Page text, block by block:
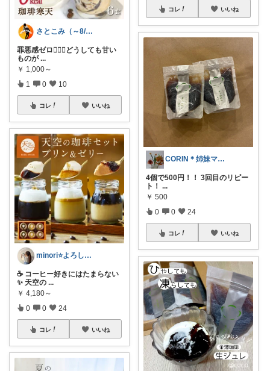
さとこみ（～8/4 感謝🙏）
罪悪感ゼロ🙆🏻‍♀️️どうしても甘い
ものが ...
￥ 1,000～
1 0 10
コレ いいね
minori⭐️よろしくお願いします💕
☕ コーヒー好きにはたまらない
✨ 天空の ...
￥ 4,180～
0 0 24
コレ いいね
コレ いいね
CORIN＊姉妹ママ＊ぜんぶオリ写＊
4個で500円！！ 3回目のリピー
ト！ ...
￥ 500
0 0 24
コレ いいね